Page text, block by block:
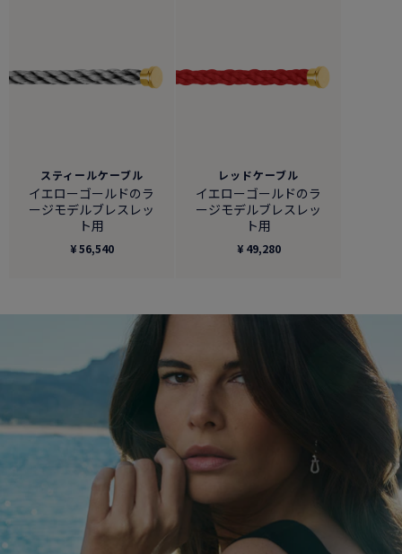
スティールケーブル
イエローゴールドのラ
ージモデルブレスレッ
ト用
¥ 56,540
レッドケーブル
イエローゴールドのラ
ージモデルブレスレッ
ト用
¥ 49,280